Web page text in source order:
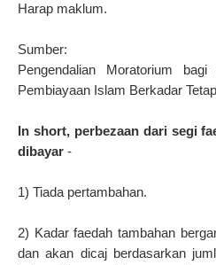
Harap maklum.
Sumber:
Pengendalian Moratorium
Pembiayaan Islam Berkadar
In short, perbezaan dari segi
dibayar -
1) Tiada pertambahan.
2) Kadar faedah tambahan
dan akan dicaj berdasarkan